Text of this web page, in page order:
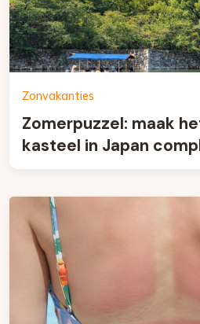
Zonvakanties
Zomerpuzzel: maak
kasteel in Japan